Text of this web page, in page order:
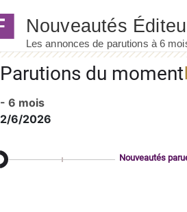
Parutions du moment
- 6 mois
2/6/2026
Nouveautés